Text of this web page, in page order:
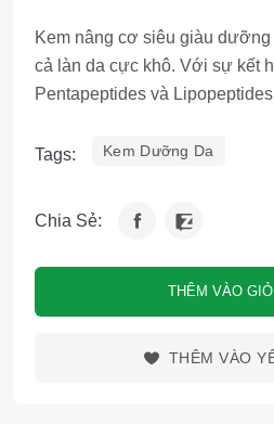
Kem nâng cơ siêu giàu dưỡng
cả làn da cực khô. Với sự kết
Pentapeptides và
Tags: Kem Dưỡng Da
Chia Sẻ:
THÊM VÀO
THÊM VÀO